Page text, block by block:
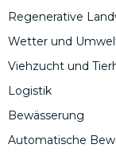
Regenerative
Wetter und
Viehzucht und
Logistik
Bewässerung
Automatische